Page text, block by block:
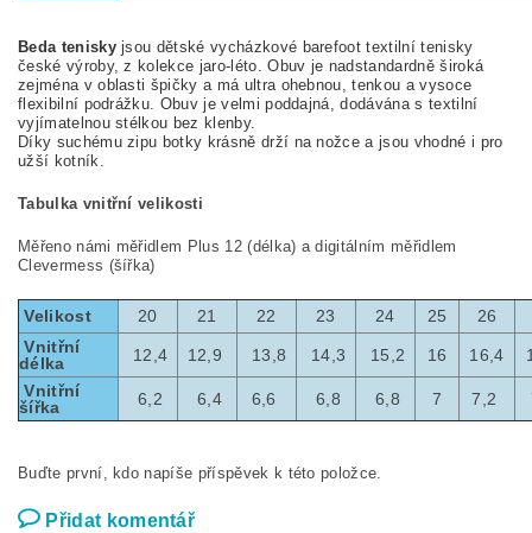
Beda teniskyjsou dětské vycházkové barefoot textilní tenisky
české výroby, z kolekce jaro-léto. Obuv je nadstandardně široká
zejména v oblasti špičky a má ultra ohebnou, tenkou a vysoce
flexibilní podrážku. Obuv je velmi poddajná, dodávána s textilní
vyjímatelnou stélkou bez klenby.
Díky suchému zipu botky krásně drží na nožce a jsou vhodné i pro
užší kotník.
Tabulka vnitřní velikosti
Měřeno námi měřidlem Plus 12 (délka) a digitálním měřidlem
Clevermess (šířka)
Velikost 20 21 22 23 24 25
26
Vnitřní
délka
12,4 12,9 13,8 14,3 15,2 16 16,4
Vnitřní
šířka
6,2 6,4 6,6 6,8 6,8 7 7,2
Buďte první, kdo napíše příspěvek k této položce.
Přidat komentář